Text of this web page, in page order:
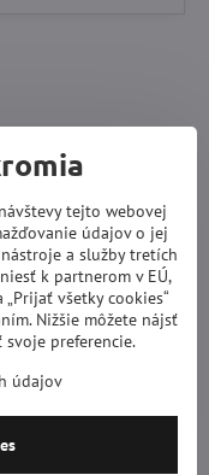
tejto webovej
údajov o jej
a služby tretích
k partnerom v EÚ,
všetky cookies“
Nižšie môžete nájsť
preferencie.
údajov